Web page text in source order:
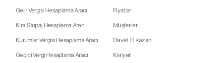
Gelir Vergisi Hesaplama Aracı
Kira Stopaj Hesaplama Aracı
Kurumlar Vergisi Hesaplama Aracı
Geçici Vergi Hesaplama Aracı
Fiyatlar
Müşteriler
Davet Et Kazan
Kariyer